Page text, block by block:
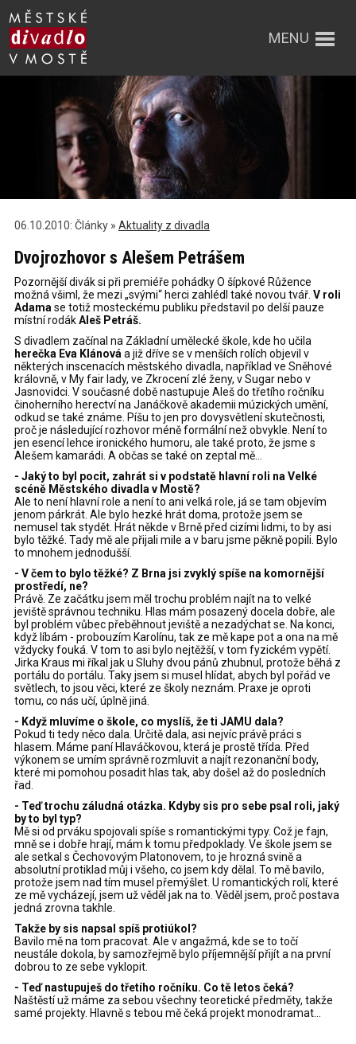
MENU
06.10.2010: Články » Aktuality z divadla
Dvojrozhovor s Alešem Petrášem
Pozornější divák si při premiéře pohádky O šípkové Růžence
možná všiml, že mezi „svými“ herci zahlédl také novou tvář. V roli
Adama se totiž mosteckému publiku představil po delší pauze
místní rodákAleš Petráš.
S divadlem začínal na Základní umělecké škole, kde ho učila
herečka Eva Klánová a již dříve se v menších rolích objevil v
některých inscenacích městského divadla, například ve Sněhové
královně, v My fair lady, ve Zkrocení zlé ženy, v Sugar nebo v
Jasnovidci. V současné době nastupuje Aleš do třetího ročníku
činoherního herectví na Janáčkově akademii múzických umění,
odkud se také známe. Píšu to jen pro dovysvětlení skutečnosti,
proč je následující rozhovor méně formální než obvykle. Není to
jen esencí lehce ironického humoru, ale také proto, že jsme s
Alešem kamarádi. A občas se také on zeptal mě...
- Jaký to byl pocit, zahrát si v podstatě hlavní roli na Velké
scéně Městského divadla v Mostě?
Ale to není hlavní role a není to ani velká role, já se tam objevím
jenom párkrát. Ale bylo hezké hrát doma, protože jsem se
nemusel tak stydět. Hrát někde v Brně před cizími lidmi, to by asi
bylo těžké. Tady mě ale přijali mile a v baru jsme pěkně popili. Bylo
to mnohem jednodušší.
- V čem to bylo těžké? Z Brna jsi zvyklý spíše na komornější
prostředí, ne?
Právě. Ze začátku jsem měl trochu problém najít na to velké
jeviště správnou techniku. Hlas mám posazený docela dobře, ale
byl problém vůbec přeběhnout jeviště a nezadýchat se. Na konci,
když líbám - probouzím Karolínu, tak ze mě kape pot a ona na mě
vždycky fouká. V tom to asi bylo nejtěžší, v tom fyzickém vypětí.
Jirka Kraus mi říkal jak u Sluhy dvou pánů zhubnul, protože běhá z
portálu do portálu. Taky jsem si musel hlídat, abych byl pořád ve
světlech, to jsou věci, které ze školy neznám. Praxe je oproti
tomu, co nás učí, úplně jiná.
- Když mluvíme o škole, co myslíš, že ti JAMU dala?
Pokud ti tedy něco dala. Určitě dala, asi nejvíc právě práci s
hlasem. Máme paní Hlaváčkovou, která je prostě třída. Před
výkonem se umím správně rozmluvit a najít rezonanční body,
které mi pomohou posadit hlas tak, aby došel až do posledních
řad.
- Teď trochu záludná otázka. Kdyby sis pro sebe psal roli, jaký
by to byl typ?
Mě si od prváku spojovali spíše s romantickými typy. Což je fajn,
mně se i dobře hrají, mám k tomu předpoklady. Ve škole jsem se
ale setkal s Čechovovým Platonovem, to je hrozná svině a
absolutní protiklad můj i všeho, co jsem kdy dělal. To mě bavilo,
protože jsem nad tím musel přemýšlet. U romantických rolí, které
ze mě vycházejí, jsem už věděl jak na to. Věděl jsem, proč postava
jedná zrovna takhle.
Takže by sis napsal spíš protiúkol?
Bavilo mě na tom pracovat. Ale v angažmá, kde se to točí
neustále dokola, by samozřejmě bylo příjemnější přijít a na první
dobrou to ze sebe vyklopit.
- Teď nastupuješ do třetího ročníku. Co tě letos čeká?
Naštěstí už máme za sebou všechny teoretické předměty, takže
samé projekty. Hlavně s tebou mě čeká projekt monodramat...